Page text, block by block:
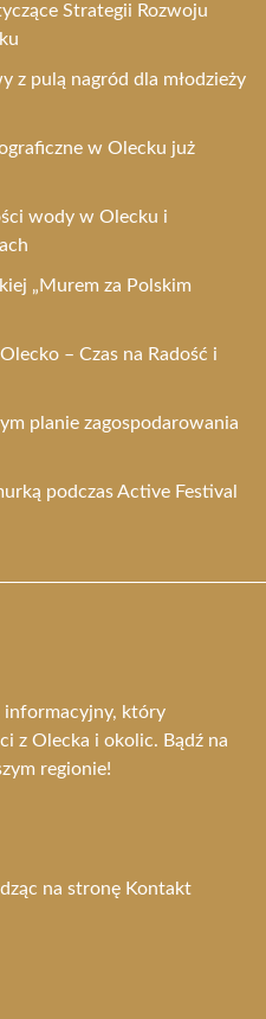
Strategii Rozwoju
z pulą nagród dla młodzieży
w Olecku już
wody w Olecku i
„Murem za Polskim
– Czas na Radość i
planie zagospodarowania
podczas Active Festival
informacyjny, który
z Olecka i okolic. Bądź na
regionie!
na stronę Kontakt